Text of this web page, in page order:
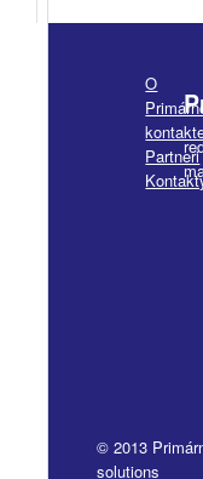
O
Partneri
© 2013
solutions